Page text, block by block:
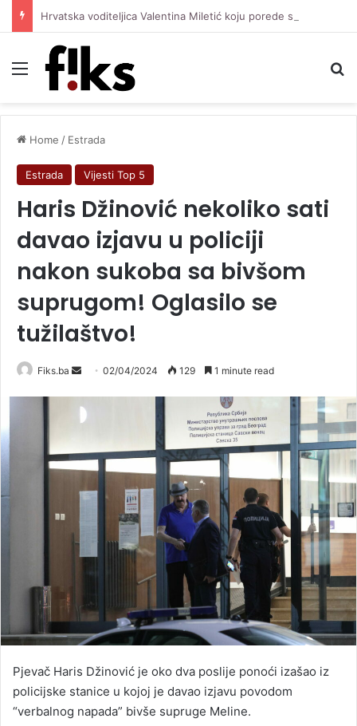
Menu
Home / Estrada
Estrada Vijesti Top 5
Haris Džinović nekoliko sati
davao izjavu u policiji
nakon sukoba sa bivšom
suprugom! Oglasilo se
tužilaštvo!
Fiks.ba
Send
email
02/04/2024 129 1 minute read
Pjevač Haris Džinović je oko dva poslije ponoći izašao iz
policijske stanice u kojoj je davao izjavu povodom
“verbalnog napada” bivše supruge Meline.